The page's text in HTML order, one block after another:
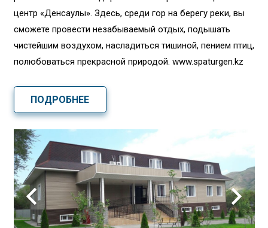
центр «Денсаулық». Здесь, среди гор на берегу реки, вы
сможете провести незабываемый отдых, подышать
чистейшим воздухом, насладиться тишиной, пением птиц,
полюбоваться прекрасной природой. www.spaturgen.kz
ПОДРОБНЕЕ